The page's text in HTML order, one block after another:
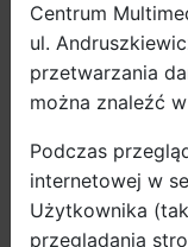
Centrum
ul.
przetwarzania
można znaleźć w
Podczas
internetowej w
Użytkownika
przeglądania